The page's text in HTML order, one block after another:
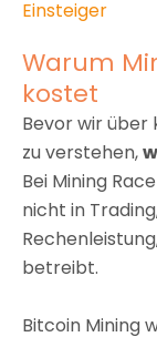
Einsteiger
Warum
kostet
Bevor wir über
zu verstehen,
Bei Mining
nicht in
betreibt.
Bitcoin Mining